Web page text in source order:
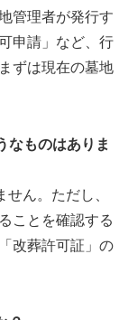
管理者が発行す
申請」など、行
ずは現在の墓地
なものはありま
ん。ただし、
ことを確認する
改葬許可証」の